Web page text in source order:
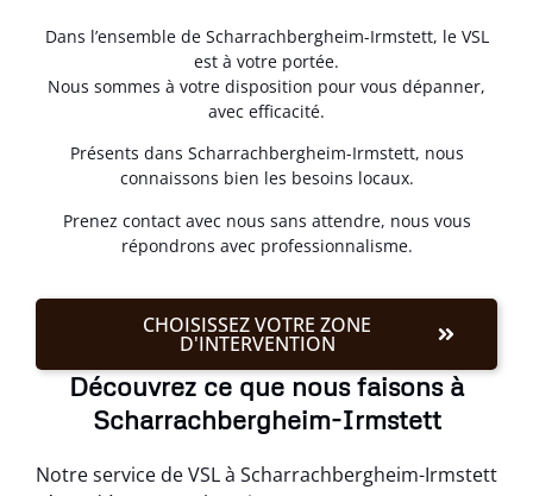
Dans l’ensemble de Scharrachbergheim-Irmstett, le VSL
est à votre portée.
Nous sommes à votre disposition pour vous dépanner,
avec efficacité.
Présents dans Scharrachbergheim-Irmstett, nous
connaissons bien les besoins locaux.
Prenez contact avec nous sans attendre, nous vous
répondrons avec professionnalisme.
CHOISISSEZ VOTRE ZONE
D'INTERVENTION
Découvrez ce que nous faisons à
Scharrachbergheim-Irmstett
Notre service de VSL à Scharrachbergheim-Irmstett